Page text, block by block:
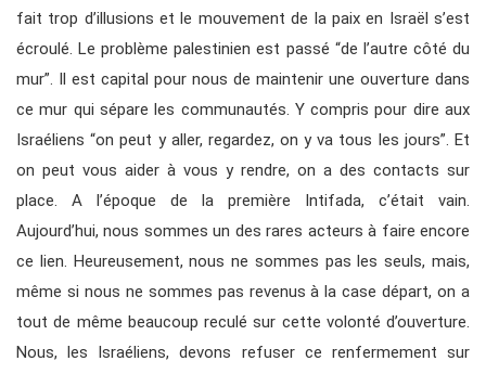
fait trop d’illusions et le mouvement de la paix en Israël s’est
écroulé. Le problème palestinien est passé “de l’autre côté du
mur”. Il est capital pour nous de maintenir une ouverture dans
ce mur qui sépare les communautés. Y compris pour dire aux
Israéliens “on peut y aller, regardez, on y va tous les jours”. Et
on peut vous aider à vous y rendre, on a des contacts sur
place. A l’époque de la première Intifada, c’était vain.
Aujourd’hui, nous sommes un des rares acteurs à faire encore
ce lien. Heureusement, nous ne sommes pas les seuls, mais,
même si nous ne sommes pas revenus à la case départ, on a
tout de même beaucoup reculé sur cette volonté d’ouverture.
Nous, les Israéliens, devons refuser ce renfermement sur